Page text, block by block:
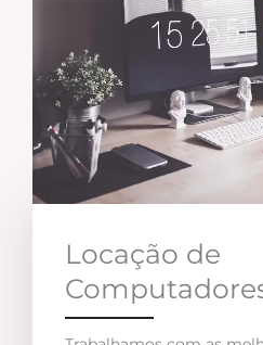
Locação de